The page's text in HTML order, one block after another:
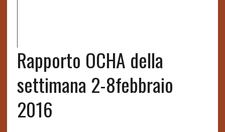
Rapporto OCHA della
settimana 2-8febbraio
2016